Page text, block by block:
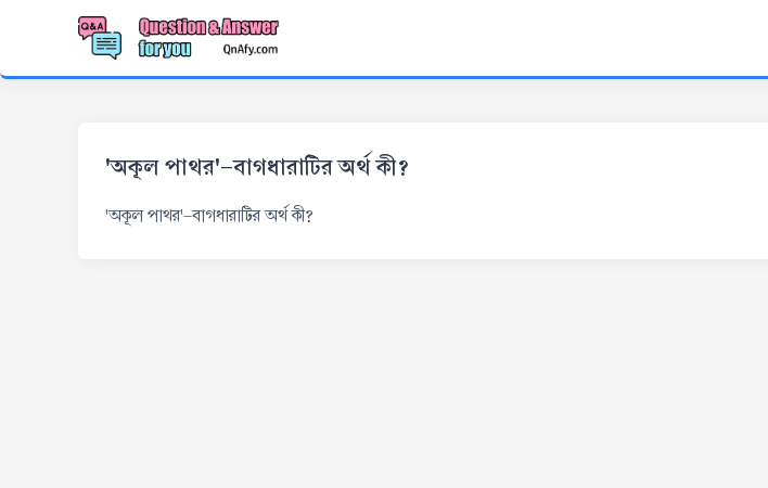
'অকূল পাথর'-বাগধারাটির অর্থ কী?
'অকূল পাথর'-বাগধারাটির অর্থ কী?